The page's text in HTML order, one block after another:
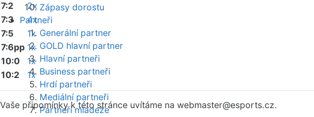
Zápasy dorostu
Partneři
Generální partner
GOLD hlavní partner
Hlavní partneři
Business partneři
Hrdí partneři
Mediální partneři
Partneři mládeže
7:2
2x
7:3
4x
7:5
1x
7:6pp 1x
10:0
1x
10:2
1x
Vaše připomínky k této stránce uvítáme na webmaster@esports.cz.